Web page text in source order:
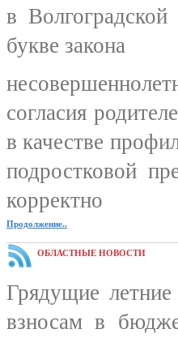
в
букве закона
согласия
в качестве
подростковой
корректно
Продолжение..
ОБЛАСТНЫЕ НОВОСТИ
Грядущие
взносам в